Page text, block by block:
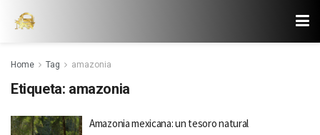
Home Tag amazonia
Etiqueta: amazonia
Amazonia mexicana: un tesoro natural